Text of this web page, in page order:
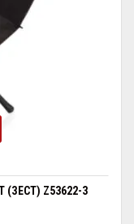
Z53622-3